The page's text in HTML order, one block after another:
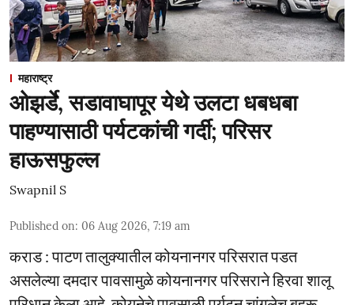
महाराष्ट्र
ओझर्डे, सडावाघापूर येथे उलटा धबधबा
पाहण्यासाठी पर्यटकांची गर्दी; परिसर
हाऊसफुल्ल
Swapnil S
Published on: 06 Aug 2026, 7:19 am
कराड : पाटण तालुक्यातील कोयनानगर परिसरात पडत
असलेल्या दमदार पावसामुळे कोयनानगर परिसराने हिरवा शालू